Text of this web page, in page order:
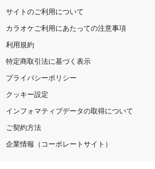
サイトのご利用について
カラオケご利用にあたっての注意事項
利用規約
特定商取引法に基づく表示
プライバシーポリシー
クッキー設定
インフォマティブデータの取得について
ご契約方法
企業情報（コーポレートサイト）